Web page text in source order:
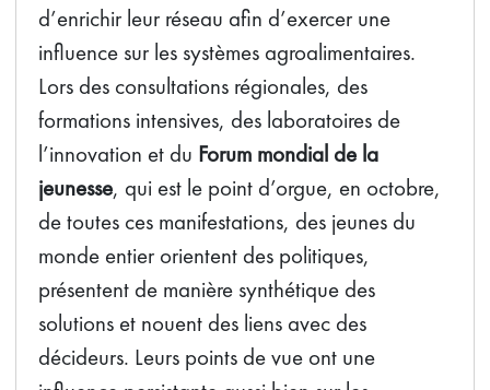
d’enrichir leur réseau afin d’exercer une
influence sur les systèmes agroalimentaires.
Lors des consultations régionales, des
formations intensives, des laboratoires de
l’innovation et du Forum mondial de la
jeunesse, qui est le point d’orgue, en octobre,
de toutes ces manifestations, des jeunes du
monde entier orientent des politiques,
présentent de manière synthétique des
solutions et nouent des liens avec des
décideurs. Leurs points de vue ont une